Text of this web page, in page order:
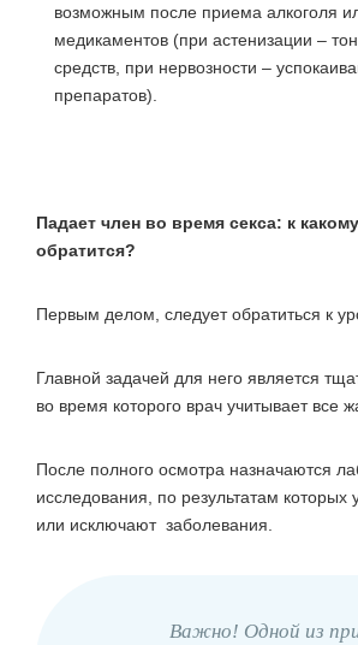
возможным после приема алкоголя
медикаментов (при астенизации –
средств, при нервозности –
препаратов).
Падает член во время секса: к
обратится?
Первым делом, следует обратиться к
Главной задачей для него является
во время которого врач учитывает все
После полного осмотра назначаются
исследования, по результатам которых
или исключают заболевания.
Важно! Одной из